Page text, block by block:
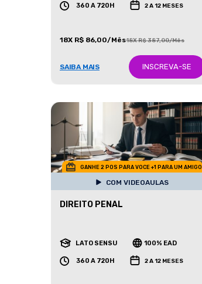
360 A 720H 2 A 12 MESES
18X R$ 86,00/Mês18X R$ 387,00/Mês
SAIBA MAIS INSCREVA-SE
GANHE 2 POS PARA VOCE +1 PARA UM AMIGO
COM VIDEOAULAS
DIREITO PENAL
LATO SENSU 100% EAD
360 A 720H 2 A 12 MESES